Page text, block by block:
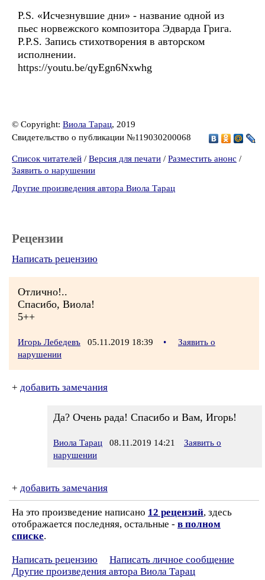
P.S. «Исчезнувшие дни» - название одной из
пьес норвежского композитора Эдварда Грига.
P.P.S. Запись стихотворения в авторском
исполнении.
https://youtu.be/qyEgn6Nxwhg
© Copyright: Виола Тарац, 2019
Свидетельство о публикации №119030200068
Список читателей / Версия для печати / Разместить анонс /
Заявить о нарушении
Другие произведения автора Виола Тарац
Рецензии
Написать рецензию
Отлично!..
Cпасибо, Виола!
5++
Игорь Лебедевъ 05.11.2019 18:39 •
Заявить о
нарушении
+ добавить замечания
Да? Очень рада! Спасибо и Вам, Игорь!
Виола Тарац 08.11.2019 14:21
Заявить о
нарушении
+ добавить замечания
На это произведение написано 12 рецензий, здесь
отображается последняя, остальные - в полном
списке.
Написать рецензию
Написать личное сообщение
Другие произведения автора Виола Тарац